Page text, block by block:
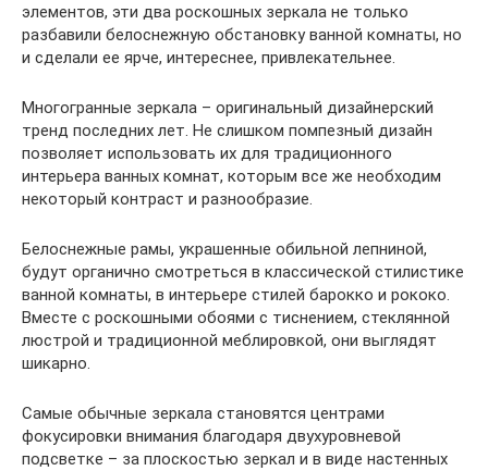
элементов, эти два роскошных зеркала не только
разбавили белоснежную обстановку ванной комнаты, но
и сделали ее ярче, интереснее, привлекательнее.
Многогранные зеркала – оригинальный дизайнерский
тренд последних лет. Не слишком помпезный дизайн
позволяет использовать их для традиционного
интерьера ванных комнат, которым все же необходим
некоторый контраст и разнообразие.
Белоснежные рамы, украшенные обильной лепниной,
будут органично смотреться в классической стилистике
ванной комнаты, в интерьере стилей барокко и рококо.
Вместе с роскошными обоями с тиснением, стеклянной
люстрой и традиционной меблировкой, они выглядят
шикарно.
Самые обычные зеркала становятся центрами
фокусировки внимания благодаря двухуровневой
подсветке – за плоскостью зеркал и в виде настенных